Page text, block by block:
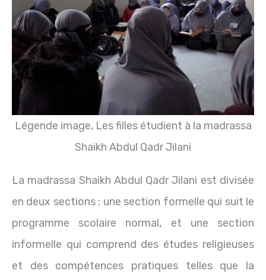
Légende image, Les filles étudient à la madrassa
Shaikh Abdul Qadr Jilani
La madrassa Shaikh Abdul Qadr Jilani est divisée
en deux sections : une section formelle qui suit le
programme scolaire normal, et une section
informelle qui comprend des études religieuses
et des compétences pratiques telles que la